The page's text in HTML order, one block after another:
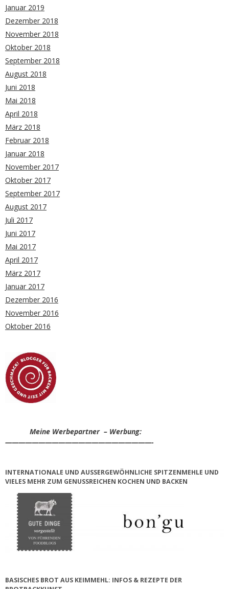
Januar 2019
Dezember 2018
November 2018
Oktober 2018
September 2018
August 2018
Juni 2018
Mai 2018
April 2018
März 2018
Februar 2018
Januar 2018
November 2017
Oktober 2017
September 2017
August 2017
Juli 2017
Juni 2017
Mai 2017
April 2017
März 2017
Januar 2017
Dezember 2016
November 2016
Oktober 2016
Meine Werbepartner – Werbung:
——————————————————————-
INTERNATIONALE UND AUSSERGEWÖHNLICHE SPITZENMEHLE UND V
IELES MEHR ZUM GENUSSREICHEN KOCHEN UND BACKEN
BASISCHES BROT AUS KEIMMEHL: INFOS & REZEPTE DER